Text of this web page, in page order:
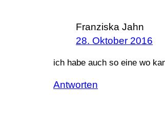
Franziska Jahn
28. Oktober 2016
ich habe auch so eine wo
Antworten